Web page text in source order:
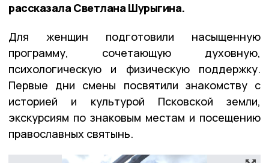
рассказала Светлана Шурыгина.
Для женщин подготовили насыщенную
программу, сочетающую духовную,
психологическую и физическую поддержку.
Первые дни смены посвятили знакомству с
историей и культурой Псковской земли,
экскурсиям по знаковым местам и посещению
православных святынь.